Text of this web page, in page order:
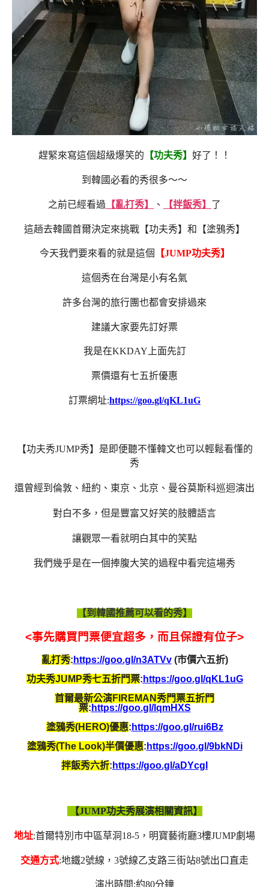
趕緊來寫這個超級爆笑的 【功夫秀】 好了！！
到韓國必看的秀很多～～
之前已經看過 【亂打秀】 、 【拌飯秀】 了
這趟去韓國首爾決定來挑戰【功夫秀】和【塗鴉秀】
今天我們要來看的就是這個 【JUMP功夫秀】
這個秀在台灣是小有名氣
許多台灣的旅行團也都會安排過來
建議大家要先訂好票
我是在KKDAY上面先訂
票價還有七五折優惠
訂票網址:https://goo.gl/qKL1uG
【功夫秀JUMP秀】是即便聽不懂韓文也可以輕鬆看懂的
秀
還曾經到倫敦、紐約、東京、北京、曼谷莫斯科巡迴演出
對白不多，但是豐富又好笑的肢體語言
讓觀眾一看就明白其中的笑點
我們幾乎是在一個捧腹大笑的過程中看完這場秀
【到韓國推薦可以看的秀】
<事先購買門票便宜超多，而且保證有位子>
亂打秀: https://goo.gl/n3ATVv (市價六五折)
功夫秀JUMP秀七五折門票: https://goo.gl/qKL1uG
首爾最新公演FIREMAN秀門票五折門
票: https://goo.gl/lqmHXS
塗鴉秀(HERO)優惠: https://goo.gl/rui6Bz
塗鴉秀(The Look)半價優惠: https://goo.gl/9bkNDi
拌飯秀六折: https://goo.gl/aDYcgI
【JUMP功夫秀展演相關資訊】
地址:首爾特別市中區草洞18-5，明寶藝術廳3樓JUMP劇場
交通方式:地鐵2號線，3號線乙支路三街站8號出口直走
演出時間:約80分鐘